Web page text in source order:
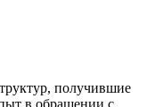
получившие